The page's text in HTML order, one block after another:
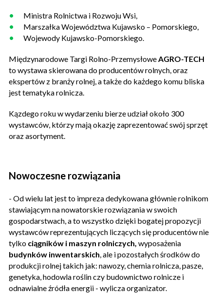
Ministra Rolnictwa i Rozwoju Wsi,
Marszałka Województwa Kujawsko – Pomorskiego,
Wojewody Kujawsko-Pomorskiego.
Międzynarodowe Targi Rolno-Przemysłowe AGRO-TECH
to wystawa skierowana do producentów rolnych, oraz
ekspertów z branży rolnej, a także do każdego komu bliska
jest tematyka rolnicza.
Kązdego roku w wydarzeniu bierze udział około 300
wystawców, którzy mają okazję zaprezentować swój sprzęt
oraz asortyment.
Nowoczesne rozwiązania
- Od wielu lat jest to impreza dedykowana głównie rolnikom
stawiającym na nowatorskie rozwiązania w swoich
gospodarstwach, a to wszystko dzięki bogatej propozycji
wystawców reprezentujących liczących się producentów nie
tylko ciągników i maszyn rolniczych, wyposażenia
budynków inwentarskich , ale i pozostałych środków do
produkcji rolnej takich jak: nawozy, chemia rolnicza, pasze,
genetyka, hodowla roślin czy budownictwo rolnicze i
odnawialne źródła energii - wylicza organizator.